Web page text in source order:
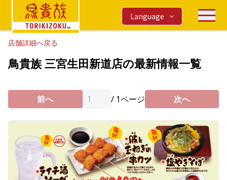
Language
店舗詳細へ戻る
鳥貴族 三宮生田新道店の最新情報一覧
前へ / 1ページ 次へ